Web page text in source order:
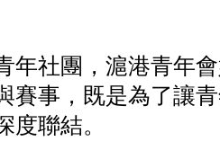
年社團，滬港青年
賽事，既是為了讓
度聯結。